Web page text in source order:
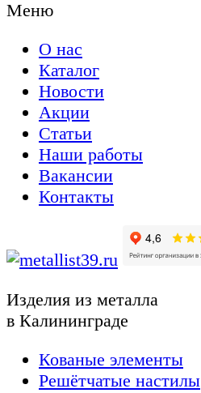
Меню
О нас
Каталог
Новости
Акции
Статьи
Наши работы
Вакансии
Контакты
Изделия из металла
в Калининграде
Кованые элементы
Решётчатые настилы